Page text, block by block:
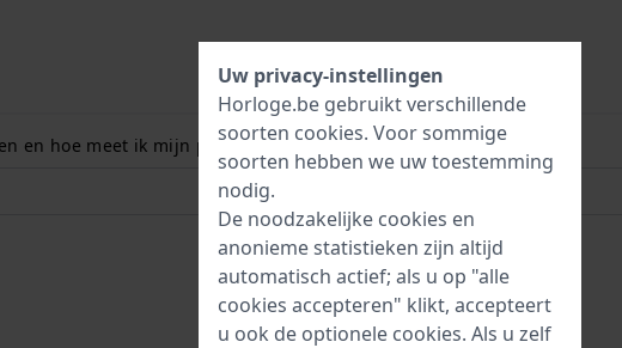
en hoe meet ik mijn polsmaat? Lees meer:
Uw privacy-instellingen
Horloge.be gebruikt verschillende
soorten cookies. Voor sommige
soorten hebben we uw toestemming
nodig.
De noodzakelijke cookies en
anonieme statistieken zijn altijd
automatisch actief; als u op "alle
cookies accepteren" klikt, accepteert
u ook de optionele cookies. Als u zelf